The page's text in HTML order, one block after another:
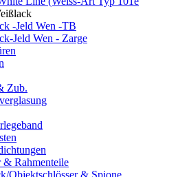
-Jeld Wen -TB
Jeld Wen - Zarge
Zub.
& Rahmenteile